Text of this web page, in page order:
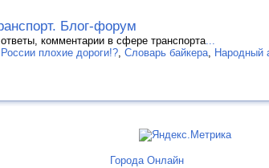
Блог-форум
комментарии в сфере транспорта
плохие дороги!? Словарь байкера Народный
Города Онлайн